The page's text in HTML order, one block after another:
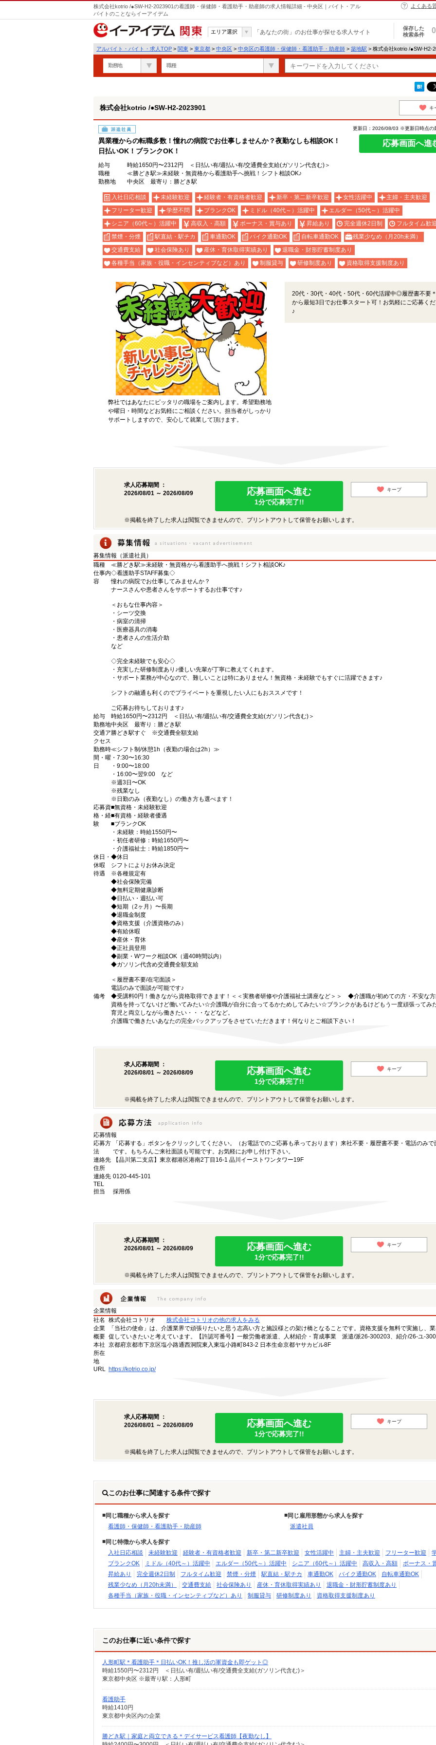
株式会社kotrio /●SW-H2-2023901の看護師・保健師・看護助手・助産師の求人情報詳細 - 中央区｜バイト・アル
バイトのことならイーアイデム
よくある
関東
エリア選択 「あなたの街」のお仕事が探せる求人サイト
保存した
検索条件
0
アルバイト・バイト・求人TOP > 関東 > 東京都 > 中央区 > 中央区の看護師・保健師・看護助手・助産師 > 築地駅 > 株式会社kotrio /●SW-H2-
勤務地 職種
株式会社kotrio /●SW-H2-2023901 キ
派遣社員
異業種からの転職多数！憧れの病院でお仕事しませんか？夜勤なしも相談OK！
日払いOK！ブランクOK！
更新日：2026/08/03 ※更新日時点の
応募画面へ進
給与
時給1650円〜2312円 ＜日払い有/週払い有/交通費全支給(ガソリン代含む)＞
職種
≪勝どき駅≫未経験・無資格から看護助手へ挑戦！シフト相談OK♪
勤務地
中央区 最寄り：勝どき駅
入社日応相談 未経験歓迎 経験者・有資格者歓迎 新卒・第二新卒歓迎 女性活躍中
主婦・主夫歓迎
フリーター歓迎
学歴不問 ブランクOK ミドル（40代～）活躍中
エルダー（50代～）活躍中
シニア（60代～）活躍中
高収入・高額 ボーナス・賞与あり 昇給あり 完全週休2日制
フルタイム歓
禁煙・分煙
駅直結・駅チカ 車通勤OK バイク通勤OK 自転車通勤OK
残業少なめ（月20h未満）
交通費支給
社会保険あり 産休・育休取得実績あり
退職金・財形貯蓄制度あり
各種手当（家族・役職・インセンティブなど）あり
制服貸与 研修制度あり 資格取得支援制度あり
弊社ではあなたにピッタリの職場をご案内します。希望勤務地
や曜日・時間などお気軽にご相談ください。担当者がしっかり
サポートしますので、安心して就業して頂けます。
20代・30代・40代・50代・60代活躍中◎履歴書不要
から最短3日でお仕事スタート可！お気軽にご応募く
♪
求人応募期間 ：
2026/08/01 ～ 2026/08/09
応募画面へ進む
1分で応募完了!!
キープ
※掲載を終了した求人は閲覧できませんので、プリントアウトして保管をお願いします。
募集情報（派遣社員）
職種
≪勝どき駅≫未経験・無資格から看護助手へ挑戦！シフト相談OK♪
仕事内
容
◇看護助手STAFF募集◇
憧れの病院でお仕事してみませんか？
ナースさんや患者さんをサポートするお仕事です♪
＜おもな仕事内容＞
・シーツ交換
・病室の清掃
・医療器具の消毒
・患者さんの生活介助
など
◇完全未経験でも安心◇
・充実した研修制度あり♪優しい先輩が丁寧に教えてくれます。
・サポート業務が中心なので、難しいことは特にありません！無資格・未経験でもすぐに活躍できます♪
シフトの融通も利くのでプライベートを重視したい人にもおススメです！
ご応募お待ちしております♪
給与
時給1650円〜2312円 ＜日払い有/週払い有/交通費全支給(ガソリン代含む)＞
勤務地中央区 最寄り：勝どき駅
交通ア
クセス
勝どき駅すぐ ※交通費全額支給
勤務時
間・曜
日
≪シフト制/休憩1h（夜勤の場合は2h）≫
・7:30〜16:30
・9:00〜18:00
・16:00〜翌9:00 など
※週3日〜OK
※残業なし
※日勤のみ（夜勤なし）の働き方も選べます！
応募資
格・経
験
■無資格・未経験歓迎
■有資格・経験者優遇
■ブランクOK
・未経験：時給1550円〜
・初任者研修：時給1650円〜
・介護福祉士：時給1850円〜
休日・
休暇
◆休日
シフトによりお休み決定
待遇
※各種規定有
◆社会保険完備
◆無料定期健康診断
◆日払い・週払い可
◆短期（2ヶ月）〜長期
◆退職金制度
◆資格支援（介護資格のみ）
◆有給休暇
◆産休・育休
◆正社員登用
◆副業・Wワーク相談OK（週40時間以内）
◆ガソリン代含め交通費全額支給
＜履歴書不要/在宅面談＞
電話のみで面談が可能です♪
備考
◆受講料0円！働きながら資格取得できます！＜＜実務者研修や介護福祉士講座など＞＞ ◆介護職が初めての方・不安な
資格を持ってないけど働いてみたい☆介護職が自分に合ってるかためしてみたい☆ブランクがあるけどもう一度頑張ってみ
育児と両立しながら働きたい・・・などなど。
介護職で働きたいあなたの完全バックアップをさせていただきます！何なりとご相談下さい！
求人応募期間 ：
2026/08/01 ～ 2026/08/09
応募画面へ進む
1分で応募完了!!
キープ
※掲載を終了した求人は閲覧できませんので、プリントアウトして保管をお願いします。
応募情報
応募方
法
「応募する」ボタンをクリックしてください。（お電話でのご応募も承っております）来社不要・履歴書不要・電話のみで
です。もちろんご来社面談も可能です。お気軽にお申し付け下さい。
連絡先
住所
【品川第二支店】東京都港区港南2丁目16-1 品川イーストワンタワー19F
連絡先
TEL
0120-445-101
担当 採用係
求人応募期間 ：
2026/08/01 ～ 2026/08/09
応募画面へ進む
1分で応募完了!!
キープ
※掲載を終了した求人は閲覧できませんので、プリントアウトして保管をお願いします。
企業情報
社名
株式会社コトリオ
株式会社コトリオの他の求人をみる
企業
概要
「当社の使命」は、介護業界で頑張りたいと思う志高い方と施設様との架け橋となることです。資格支援を無料で実施し、
促していきたいと考えています。【許認可番号】一般労働者派遣、人材紹介・育成事業 派遣/派26-300203、紹介/26-ユ-
本社
所在
地
京都府京都市下京区塩小路通西洞院東入東塩小路町843-2 日本生命京都ヤサカビル8F
URL https://kotrio.co.jp/
求人応募期間 ：
2026/08/01 ～ 2026/08/09
応募画面へ進む
1分で応募完了!!
キープ
※掲載を終了した求人は閲覧できませんので、プリントアウトして保管をお願いします。
このお仕事に関連する条件で探す
同じ職種から求人を探す
看護師・保健師・看護助手・助産師
同じ雇用形態から求人を探す
派遣社員
同じ特徴から求人を探す
入社日応相談
未経験歓迎 経験者・有資格者歓迎 新卒・第二新卒歓迎 女性活躍中 主婦・主夫歓迎 フリーター歓迎
ブランクOK
ミドル（40代～）活躍中 エルダー（50代～）活躍中 シニア（60代～）活躍中 高収入・高額
ボーナス・
昇給あり
完全週休2日制 フルタイム歓迎 禁煙・分煙 駅直結・駅チカ 車通勤OK バイク通勤OK
自転車通勤OK
残業少なめ（月20h未満）
交通費支給 社会保険あり 産休・育休取得実績あり
退職金・財形貯蓄制度あり
各種手当（家族・役職・インセンティブなど）あり
制服貸与 研修制度あり 資格取得支援制度あり
このお仕事に近い条件で探す
人形町駅＊看護助手＊日払いOK！推し活の軍資金も即ゲット◎
時給1550円〜2312円 ＜日払い有/週払い有/交通費全支給(ガソリン代含む)＞
東京都中央区 ※最寄り駅：人形町
看護助手
時給1410円
東京都中央区内の企業
勝どき駅｜家庭と両立できる＊デイサービス看護師【夜勤なし】